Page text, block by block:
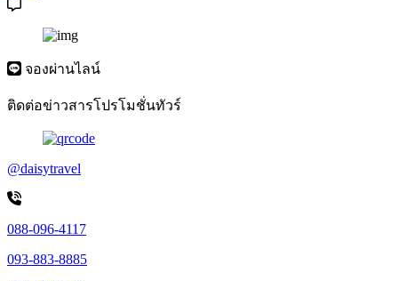
จองผ่านไลน์
ติดต่อข่าวสารโปรโมชั่นทัวร์
@daisytravel
088-096-4117
093-883-8885